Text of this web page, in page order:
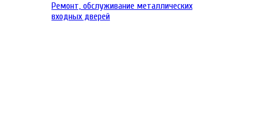
Ремонт, обслуживание металлических
входных дверей